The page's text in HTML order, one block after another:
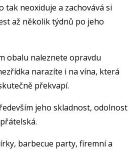
tak neoxiduje a zachovává si
až několik týdnů po jeho
obalu naleznete opravdu
narazíte i na vína, která
překvapí.
jeho skladnost, odolnost
barbecue party, firemní a